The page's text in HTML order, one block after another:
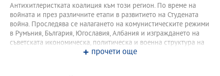
Антихитлеристката коалиция към този регион. По време на
войната и през различните етапи в развитието на Студената
война. Проследява се налагането на комунистическите режими
в Румъния, България, Югославия, Албания и изграждането на
съветската икономическа, политическа и военна структура на
Балканите, както и постепенната ерозия на влиянието на СССР
прочети още